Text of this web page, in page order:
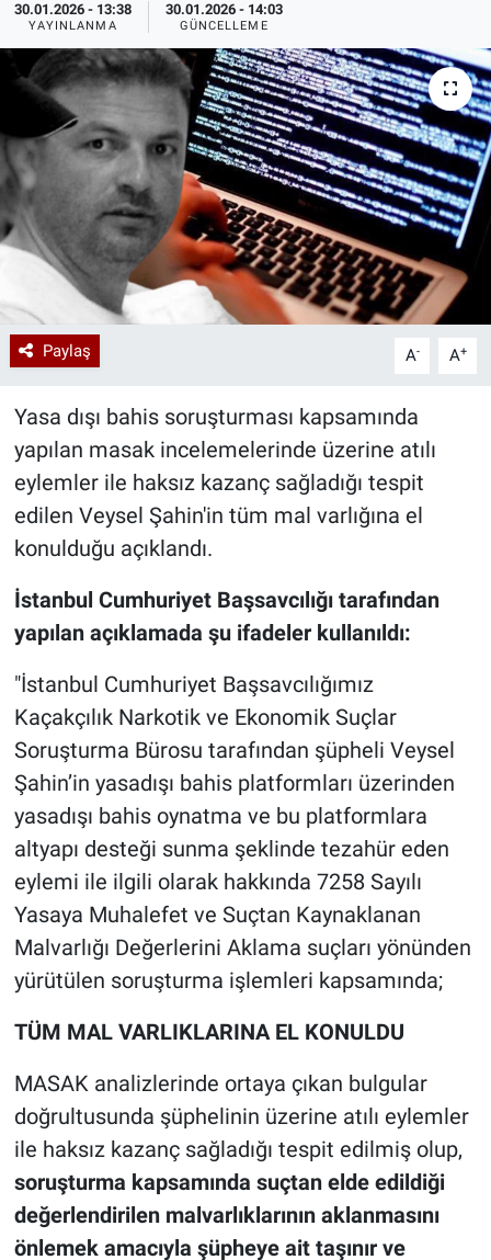
30.01.2026 - 13:38
YAYINLANMA
30.01.2026 - 14:03
GÜNCELLEME
Paylaş A- A+
Yasa dışı bahis soruşturması kapsamında
yapılan masak incelemelerinde üzerine atılı
eylemler ile haksız kazanç sağladığı tespit
edilen Veysel Şahin'in tüm mal varlığına el
konulduğu açıklandı.
İstanbul Cumhuriyet Başsavcılığı tarafından
yapılan açıklamada şu ifadeler kullanıldı:
"İstanbul Cumhuriyet Başsavcılığımız
Kaçakçılık Narkotik ve Ekonomik Suçlar
Soruşturma Bürosu tarafından şüpheli Veysel
Şahin’in yasadışı bahis platformları üzerinden
yasadışı bahis oynatma ve bu platformlara
altyapı desteği sunma şeklinde tezahür eden
eylemi ile ilgili olarak hakkında 7258 Sayılı
Yasaya Muhalefet ve Suçtan Kaynaklanan
Malvarlığı Değerlerini Aklama suçları yönünden
yürütülen soruşturma işlemleri kapsamında;
TÜM MAL VARLIKLARINA EL KONULDU
MASAK analizlerinde ortaya çıkan bulgular
doğrultusunda şüphelinin üzerine atılı eylemler
ile haksız kazanç sağladığı tespit edilmiş olup,
soruşturma kapsamında suçtan elde edildiği
değerlendirilen malvarlıklarının aklanmasını
önlemek amacıyla şüpheye ait taşınır ve
Erişim Bilgileri
Sağlık
Teknoloji
Ramazan